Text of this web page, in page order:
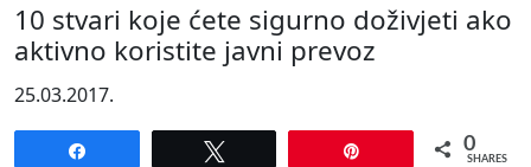
10 stvari koje ćete sigurno doživjeti ako
aktivno koristite javni prevoz
25.03.2017.
0
SHARES